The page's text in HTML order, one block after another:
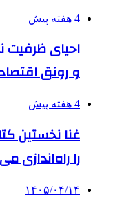
4 هفته پیش
احیای ظرفیت
و رونق
4 هفته پیش
غنا نخستین
را راه‌اندازی
۱۴۰۵/۰۴/۱۴